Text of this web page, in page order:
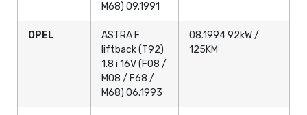
M68) 09.1991
OPEL
ASTRA F
liftback (T92)
1.8 i 16V (F08 /
M08 / F68 /
M68) 06.1993
08.1994 92kW /
125KM